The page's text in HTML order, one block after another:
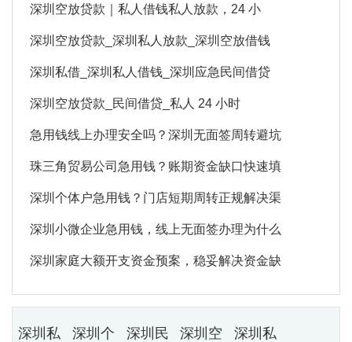
深圳空放贷款｜私人借钱私人放款，24 小
深圳空放贷款_深圳私人放款_深圳空放借钱
深圳私借_深圳私人借钱_深圳应急民间借贷
深圳空放贷款_民间借贷_私人 24 小时
急用钱线上办理安全吗？深圳无面签周转避坑
珠三角贸易公司急用钱？账期资金缺口快速填
深圳个体户急用钱？门店短期周转正规解决渠
深圳小微企业急用钱，线上无面签办理为什么
深圳家庭大额开支资金预案，稳妥解决资金缺
深圳私
深圳个
深圳民
深圳空
深圳私